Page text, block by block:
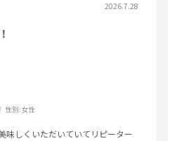
2026.7.28
性別:女性
味しくいただいていてリピーター